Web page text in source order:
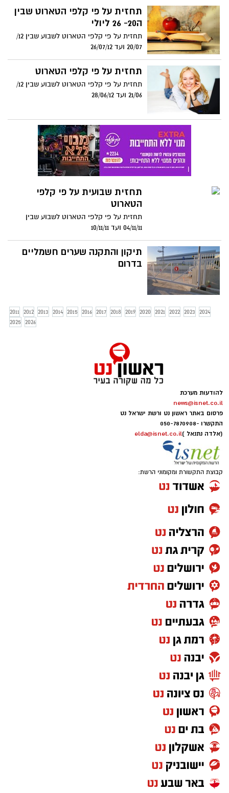
תחזית על פי קלפי הטארוט שבין
ה20- 26 ליולי
תחזית על פי קלפי הטארוט לשבוע שבין 12/
20/07 ועד 26/07/12
תחזית על פי קלפי הטארוט
תחזית על פי קלפי הטארוט לשבוע שבין 12/
21/06 ועד 28/06/12
תחזית שבועית על פי קלפי
הטארוט
תחזית על פי קלפי הטארוט לשבוע שבין
04/11/11 ועד 10/11/11
תיקון והתקנה שערים חשמליים
בדרום
2011 2012 2013 2014 2015 2016 2017 2018 2019 2020 2021 2022 2023
2024
2025
2026
להודעות מערכת
news@isnet.co.il
פרסום באתר ראשון נט ורשת ישראל נט
התקשרו -050-7870908
(אלדה נתנאל )elda@isnet.co.il
קבוצת התקשורת ומקומוני הרשת: